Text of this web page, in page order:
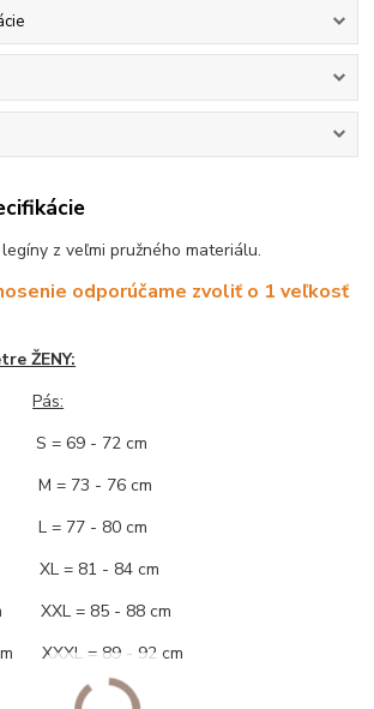
z veľmi pružného materiálu.
odporúčame zvoliť o 1 veľkosť
ŽENY:
Pás:
= 69 - 72 cm
= 73 - 76 cm
= 77 - 80 cm
XL = 81 - 84 cm
XXL = 85 - 88 cm
XXXL = 89 - 92 cm